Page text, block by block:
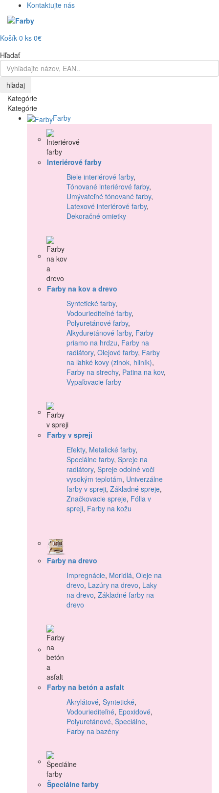
Kontaktujte nás
Košík 0 ks 0€
Hľadať
hľadaj
Kategórie
Kategórie
Farby
Interiérové farby
Biele interiérové farby,
Tónované interiérové farby,
Umývateľné tónované farby,
Latexové interiérové farby,
Dekoračné omietky
Farby na kov a drevo
Syntetické farby,
Vodouriediteľné farby,
Polyuretánové farby,
Alkyduretánové farby, Farby
priamo na hrdzu, Farby na
radiátory, Olejové farby, Farby
na ľahké kovy (zinok, hliník),
Farby na strechy, Patina na kov,
Vypaľovacie farby
Farby v spreji
Efekty, Metalické farby,
Špeciálne farby, Spreje na
radiátory, Spreje odolné voči
vysokým teplotám, Univerzálne
farby v spreji, Základné spreje,
Značkovacie spreje, Fólia v
spreji, Farby na kožu
Farby na drevo
Impregnácie, Moridlá, Oleje na
drevo, Lazúry na drevo, Laky
na drevo, Základné farby na
drevo
Farby na betón a asfalt
Akrylátové, Syntetické,
Vodouriediteľné, Epoxidové,
Polyuretánové, Špeciálne,
Farby na bazény
Špeciálne farby